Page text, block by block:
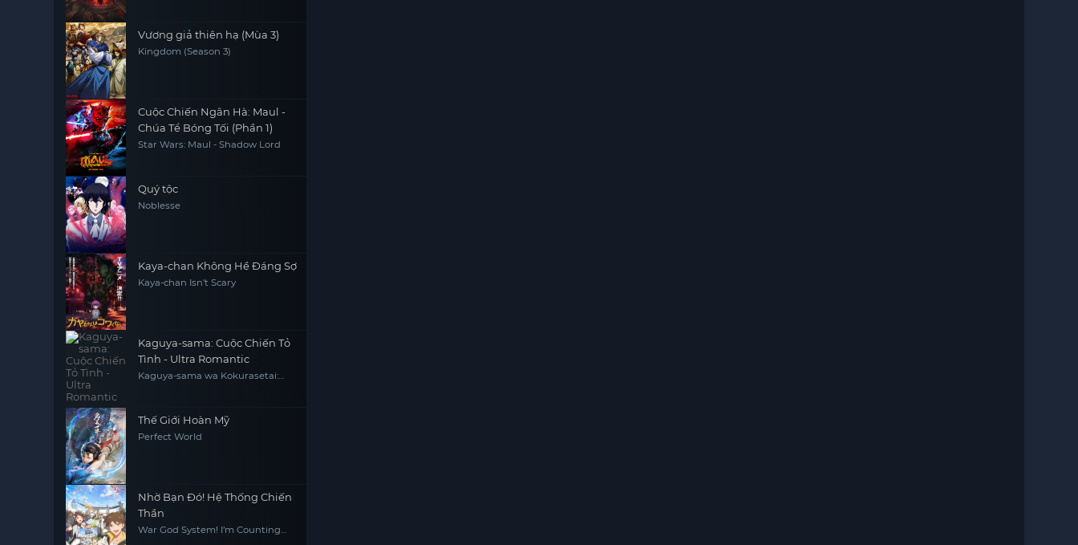
Vương giả thiên hạ (Mùa 3)
Kingdom (Season 3)
Cuộc Chiến Ngân Hà: Maul -
Chúa Tể Bóng Tối (Phần 1)
Star Wars: Maul - Shadow Lord
Quý tộc
Noblesse
Kaya-chan Không Hề Đáng Sợ
Kaya-chan Isn't Scary
Kaguya-sama: Cuộc Chiến Tỏ
Tình - Ultra Romantic
Kaguya-sama wa Kokurasetai:
Thế Giới Hoàn Mỹ
Perfect World
Nhờ Bạn Đó! Hệ Thống Chiến
Thần
War God System! I’m Counting